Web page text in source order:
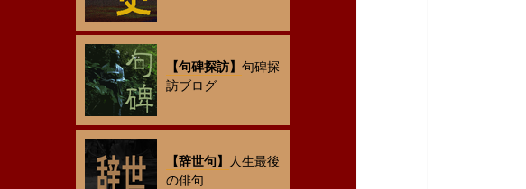
【句碑探訪】句碑探
訪ブログ
【辞世句】 人生最後
の俳句